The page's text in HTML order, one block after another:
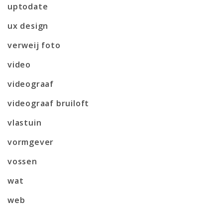
uptodate
ux design
verweij foto
video
videograaf
videograaf bruiloft
vlastuin
vormgever
vossen
wat
web